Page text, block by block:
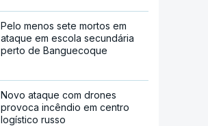
Pelo menos sete mortos em
ataque em escola secundária
perto de Banguecoque
Novo ataque com drones
provoca incêndio em centro
logístico russo